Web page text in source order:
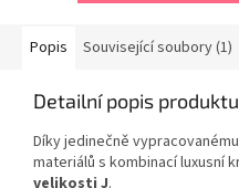
Popis Související soubory (1)
Detailní popis produktu
Díky jedinečně
materiálů s kombinací luxusní